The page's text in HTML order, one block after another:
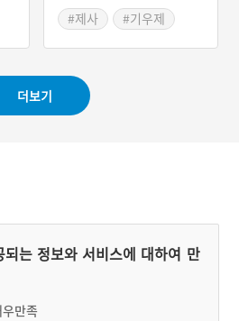
넣
이
#제사
#기우제
#농촌공동체
더보기
는 정보와 서비스에 대하여 만
우만족